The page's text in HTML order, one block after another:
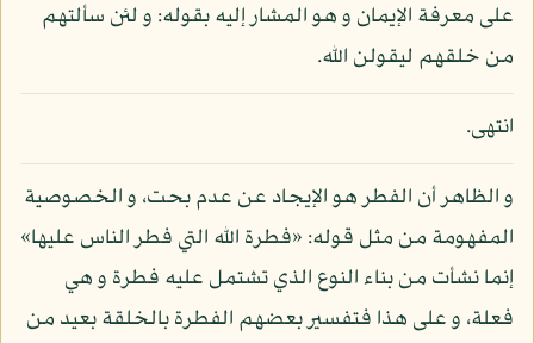
على معرفة الإيمان و هو المشار إليه بقوله: و لئن سألتهم
من خلقهم ليقولن الله.
انتهى.
و الظاهر أن الفطر هو الإيجاد عن عدم بحت، و الخصوصية
المفهومة من مثل قوله: «فطرة الله التي فطر الناس عليها»
إنما نشأت من بناء النوع الذي تشتمل عليه فطرة و هي
فعلة، و على هذا فتفسير بعضهم الفطرة بالخلقة بعيد من